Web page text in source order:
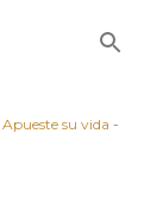
Apueste su vida -